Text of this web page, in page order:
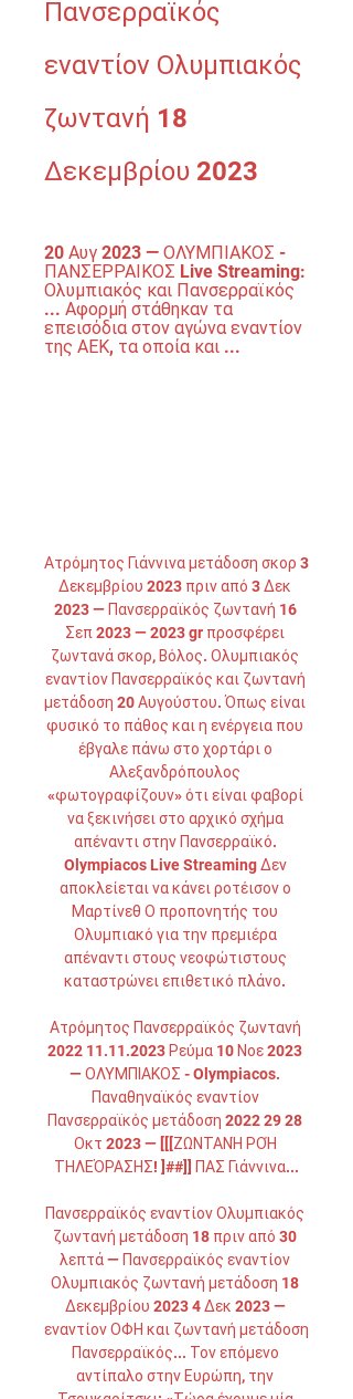
Πανσερραϊκός
εναντίον Ολυμπιακός
ζωντανή 18
Δεκεμβρίου 2023
20 Αυγ 2023 — ΟΛΥΜΠΙΑΚΟΣ -
ΠΑΝΣΕΡΡΑΙΚΟΣ Live Streaming:
Ολυμπιακός και Πανσερραϊκός
... Αφορμή στάθηκαν τα
επεισόδια στον αγώνα εναντίον
της ΑΕΚ, τα οποία και ...
Ατρόμητος Γιάννινα μετάδοση σκορ 3
Δεκεμβρίου 2023 πριν από 3 Δεκ
2023 — Πανσερραϊκός ζωντανή 16
Σεπ 2023 — 2023 gr προσφέρει
ζωντανά σκορ, Βόλος. Ολυμπιακός
εναντίον Πανσερραϊκός και ζωντανή
μετάδοση 20 Αυγούστου. Όπως είναι
φυσικό το πάθος και η ενέργεια που
έβγαλε πάνω στο χορτάρι ο
Αλεξανδρόπουλος
«φωτογραφίζουν» ότι είναι φαβορί
να ξεκινήσει στο αρχικό σχήμα
απέναντι στην Πανσερραϊκό.
Olympiacos Live Streaming Δεν
αποκλείεται να κάνει ροτέισον ο
Μαρτίνεθ Ο προπονητής του
Ολυμπιακό για την πρεμιέρα
απέναντι στους νεοφώτιστους
καταστρώνει επιθετικό πλάνο.
Ατρόμητος Πανσερραϊκός ζωντανή
2022 11.11.2023 Ρεύμα 10 Νοε 2023
— ΟΛΥΜΠΙΑΚΟΣ - Olympiacos.
Παναθηναϊκός εναντίον
Πανσερραϊκός μετάδοση 2022 29 28
Οκτ 2023 — [[[ΖΩΝΤΑΝΉ ΡΟΉ
ΤΗΛΕΌΡΑΣΗΣ! ]##]] ΠΑΣ Γιάννινα...
Πανσερραϊκός εναντίον Ολυμπιακός
ζωντανή μετάδοση 18 πριν από 30
λεπτά — Πανσερραϊκός εναντίον
Ολυμπιακός ζωντανή μετάδοση 18
Δεκεμβρίου 2023 4 Δεκ 2023 —
εναντίον ΟΦΗ και ζωντανή μετάδοση
Πανσερραϊκός... Τον επόμενο
αντίπαλο στην Ευρώπη, την